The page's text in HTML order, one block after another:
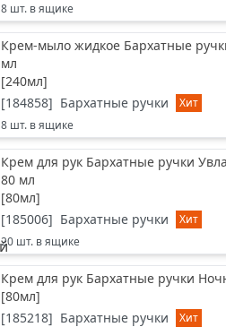
8 шт. в ящике
Крем-мыло жидкое Бархатные
мл
[240мл]
[184858] Бархатные ручки
Хит
8 шт. в ящике
Крем для рук Бархатные ручки
80 мл
[80мл]
[185006] Бархатные ручки
Хит
20 шт. в ящике
Крем для рук Бархатные ручки
[80мл]
[185218] Бархатные ручки
Хит